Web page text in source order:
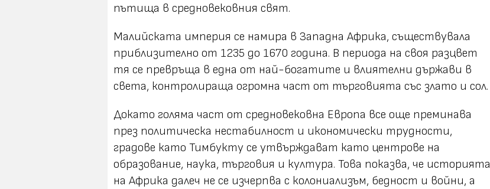
пътища в средновековния свят.
Малийската империя се намира в Западна Африка, съществувала
приблизително от 1235 до 1670 година. В периода на своя разцвет
тя се превръща в една от най-богатите и влиятелни държави в
света, контролираща огромна част от търговията със злато и сол.
Докато голяма част от средновековна Европа все още преминава
през политическа нестабилност и икономически трудности,
градове като Тимбукту се утвърждават като центрове на
образование, наука, търговия и култура. Това показва, че историята
на Африка далеч не се изчерпва с колониализъм, бедност и войни, а